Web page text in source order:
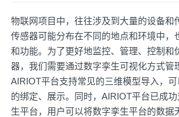
物联网项目中，往往涉及到大量的设备和
传感器可能分布在不同的地点和环境中，
和功能。为了更好地监控、管理、控制和
器，我们需要通过数字孪生可视化方式管
AIRIOT平台支持常见的三维模型导入，
的绑定、展示。同时，AIRIOT平台已成
生平台，用户可以将数字孪生平台的数据